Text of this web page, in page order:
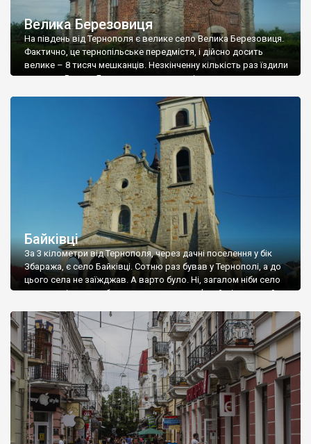
Велика Березовиця
На південь від Тернополя є велике село Велика Березовиця.
Фактично, це тернопільське передмістя, і дійсно досить
велике – 8 тисяч мешканців. Незкінченну кількість раз їздили
ми через Велику Березовицю, але зовсім не звертали уваги
Березовиці збудували у міжвоєнний період (орієнтовно у
1930-ті), але існує інформація, […]
Байківці
За 3 кілометри від Тернополя, через дачні поселення у бік
Збаража, є село Байківці. Сотню раз бував у Тернополі, а до
цього села не заїжджав. А варто було. Ні, загалом ніби село
як село, нічого особливого, але тут є кам’яний міжвоєнний
ну чому б не подивитись. […]